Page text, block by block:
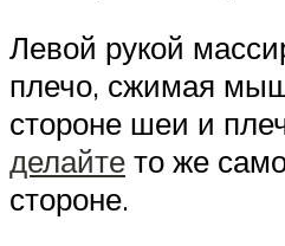
Левой рукой
плечо, сжимая
стороне шеи и
делайте то же
стороне.